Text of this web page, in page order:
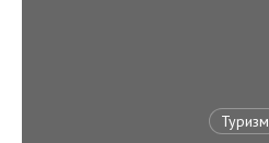
Туризм